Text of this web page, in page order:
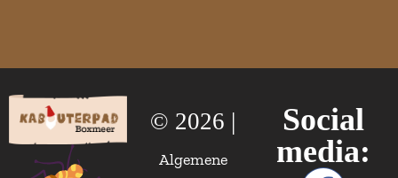
© 2026 |
Algemene
Social
media: